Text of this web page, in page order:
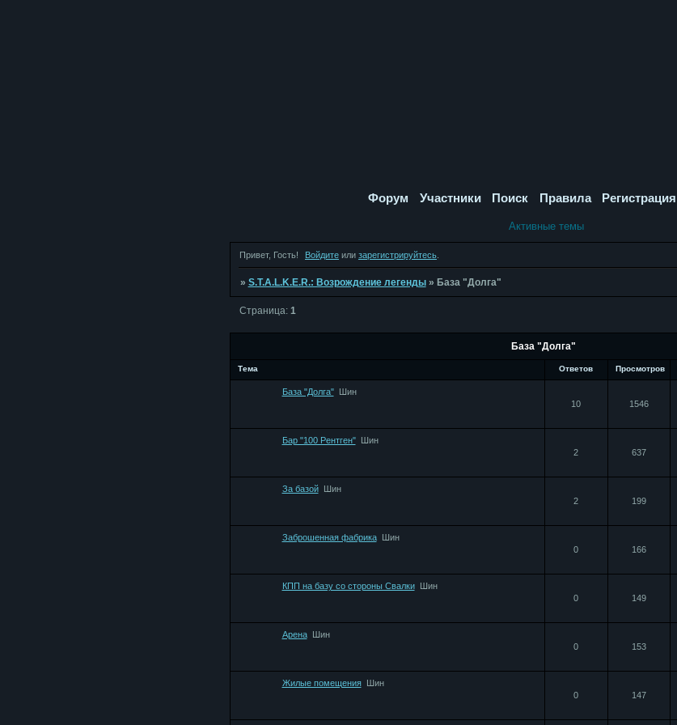
Форум Участники Поиск Правила Регистрация
Активные темы
Привет, Гость! Войдите или зарегистрируйтесь
» S.T.A.L.K.E.R.: Возрождение легенды » База "Долга"
База "Долга"
Страница: 1
Тема Ответов Просмотров
База "Долга"
Шин
10
1546
Бар "100 Рентген"
Шин
2
637
За базой
Шин
2
199
Заброшенная фабрика
Шин
0
166
КПП на базу со стороны Свалки
Шин
0
149
Арена
Шин
0
153
Жилые помещения
Шин
0
147